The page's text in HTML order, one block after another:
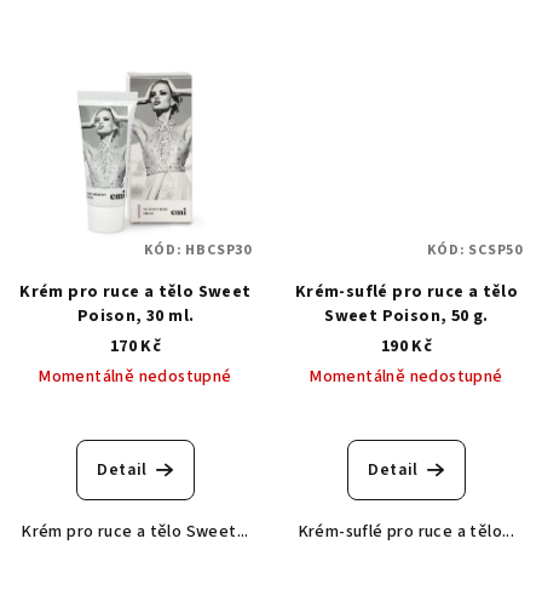
Krém pro ruce a tělo Sweet
Poison, 30 ml.
170 Kč
Momentálně nedostupné
Detail
Krém pro ruce a tělo Sweet...
KÓD: HBCSP30
Krém-suflé pro ruce a tělo
Sweet Poison, 50 g.
190 Kč
Momentálně nedostupné
Detail
Krém-suflé pro ruce a tělo...
KÓD: SCSP50